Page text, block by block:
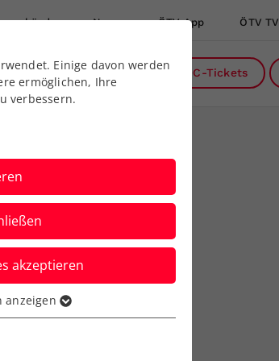
News ÖTV App ÖTV TV
Über uns DC-Tickets
am
Einige davon werden
ermöglichen, Ihre
verbessern.
akzeptieren
Funktionen der
dass die Webseite
anzeigen